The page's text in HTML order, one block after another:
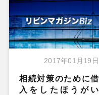
2017年01月19日
相続対策のために借
入をしたほうがい